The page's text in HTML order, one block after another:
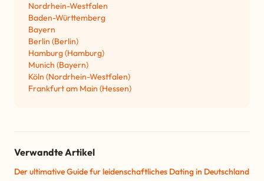
Nordrhein-Westfalen
Baden-Württemberg
Bayern
Berlin (Berlin)
Hamburg (Hamburg)
Munich (Bayern)
Köln (Nordrhein-Westfalen)
Frankfurt am Main (Hessen)
Verwandte Artikel
Der ultimative Guide fur leidenschaftliches Dating in Deutschland